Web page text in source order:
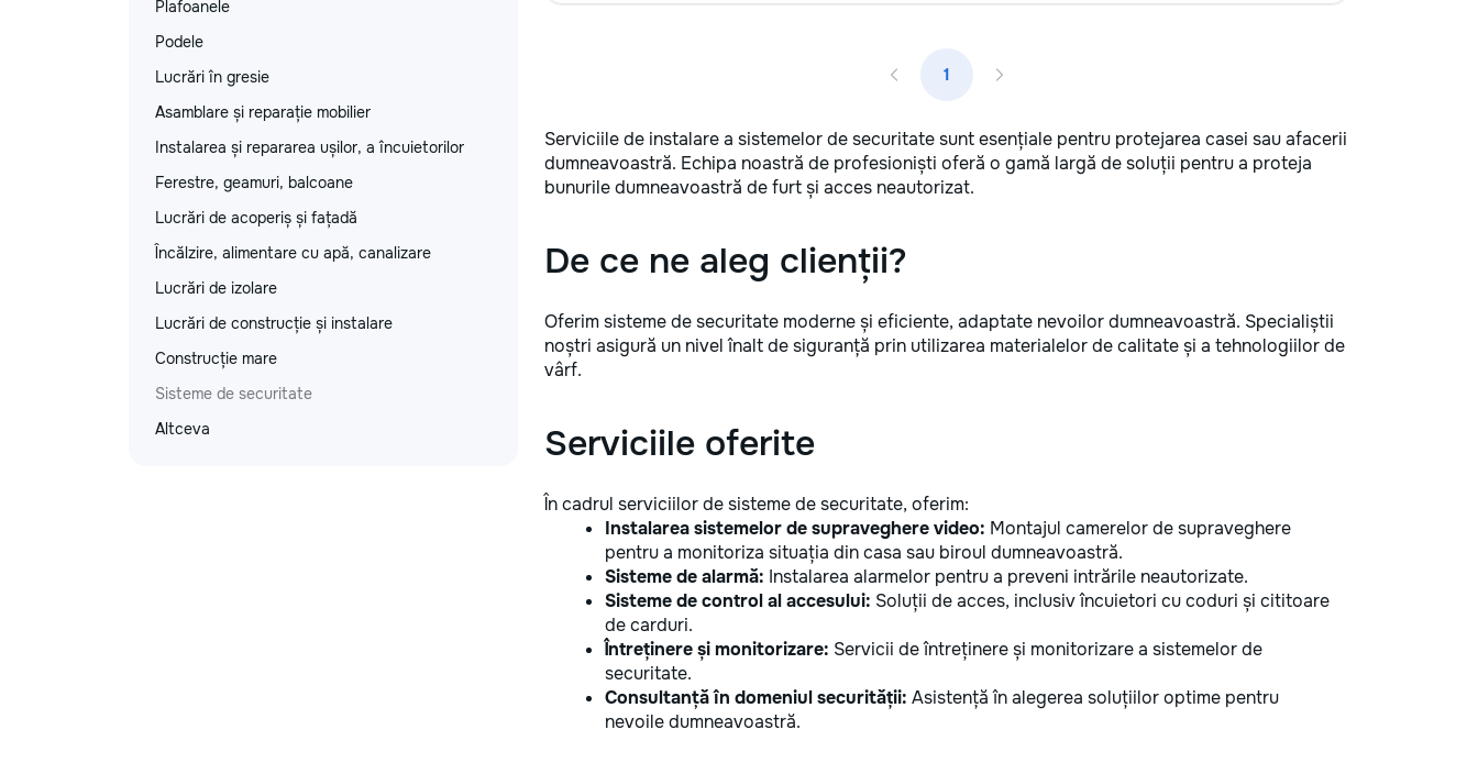
Plafoanele
Podele
Lucrări în gresie
Asamblare și reparație mobilier
Instalarea și repararea ușilor, a încuietorilor
Ferestre, geamuri, balcoane
Lucrări de acoperiș și fațadă
Încălzire, alimentare cu apă, canalizare
Lucrări de izolare
Lucrări de construcție și instalare
Construcție mare
Sisteme de securitate
Altceva
1
Serviciile de instalare a sistemelor de securitate sunt esențiale pentru protejarea casei sau afacerii
dumneavoastră. Echipa noastră de profesioniști oferă o gamă largă de soluții pentru a proteja
bunurile dumneavoastră de furt și acces neautorizat.
De ce ne aleg clienții?
Oferim sisteme de securitate moderne și eficiente, adaptate nevoilor dumneavoastră. Specialiștii
noștri asigură un nivel înalt de siguranță prin utilizarea materialelor de calitate și a tehnologiilor de
vârf.
Serviciile oferite
În cadrul serviciilor de sisteme de securitate, oferim:
Instalarea sistemelor de supraveghere video: Montajul camerelor de supraveghere
pentru a monitoriza situația din casa sau biroul dumneavoastră.
Sisteme de alarmă: Instalarea alarmelor pentru a preveni intrările neautorizate.
Sisteme de control al accesului: Soluții de acces, inclusiv încuietori cu coduri și cititoare
de carduri.
Întreținere și monitorizare: Servicii de întreținere și monitorizare a sistemelor de
securitate.
Consultanță în domeniul securității: Asistență în alegerea soluțiilor optime pentru
nevoile dumneavoastră.